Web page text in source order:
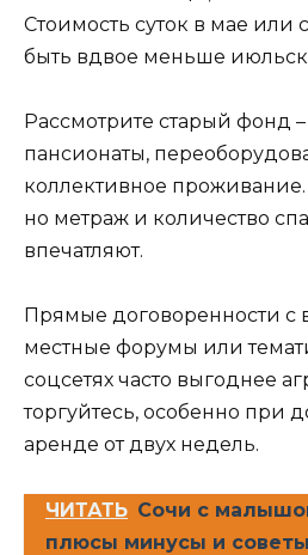
Стоимость суток в мае или
быть вдвое меньше
Рассмотрите старый фонд
пансионаты,
коллективное
но метраж и количество
впечатляют.
Прямые договоренности с
местные форумы или
соцсетях часто выгоднее
торгуйтесь, особенно при
аренде от двух недель.
ЧИТАТЬ Сочи с
плюсы минусы и